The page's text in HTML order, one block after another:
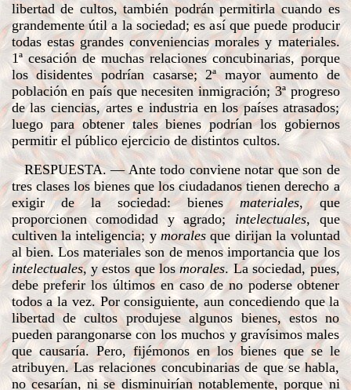
libertad de cultos, también podrán permitirla cuando es
grandemente útil a la sociedad; es así que puede producir
todas estas grandes conveniencias morales y materiales.
1ª cesación de muchas relaciones concubinarias, porque
los disidentes podrían casarse; 2ª mayor aumento de
población en país que necesiten inmigración; 3ª progreso
de las ciencias, artes e industria en los países atrasados;
luego para obtener tales bienes podrían los gobiernos
permitir el público ejercicio de distintos cultos.
RESPUESTA. — Ante todo conviene notar que son de
tres clases los bienes que los ciudadanos tienen derecho a
exigir de la sociedad: bienesmateriales, que
proporcionen comodidad y agrado; intelectuales, que
cultiven la inteligencia; ymorales que dirijan la voluntad
al bien. Los materiales son de menos importancia que los
intelectuales, y estos que losmorales. La sociedad, pues,
debe preferir los últimos en caso de no poderse obtener
todos a la vez. Por consiguiente, aun concediendo que la
libertad de cultos produjese algunos bienes, estos no
pueden parangonarse con los muchos y gravísimos males
que causaría. Pero, fijémonos en los bienes que se le
atribuyen. Las relaciones concubinarias de que se habla,
no cesarían, ni se disminuirían notablemente, porque ni